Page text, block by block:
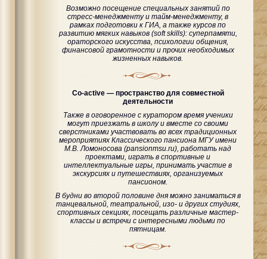
Возможно посещение специальных занятий по
стресс-менеджменту и тайм-менеджменту, в
рамках подготовки к ГИА, а также курсов по
развитию мягких навыков (soft skills): суперпамяти,
ораторского искусства, психологии общения,
финансовой грамотности и прочих необходимых
жизненных навыков.
Co-active — пространство для совместной
деятельности
Также в оговоренное с куратором время ученики
могут приезжать в школу и вместе со своими
сверстниками участвовать во всех традиционных
мероприятиях Классического пансиона МГУ имени
М.В. Ломоносова (pansionmsu.ru), работать над
проектами, играть в спортивные и
интеллектуальные игры, принимать участие в
экскурсиях и путешествиях, организуемых
пансионом.
В будни во второй половине дня можно заниматься в
танцевальной, театральной, изо- и других студиях,
спортивных секциях, посещать различные мастер-
классы и встречи с интересными людьми по
пятницам.